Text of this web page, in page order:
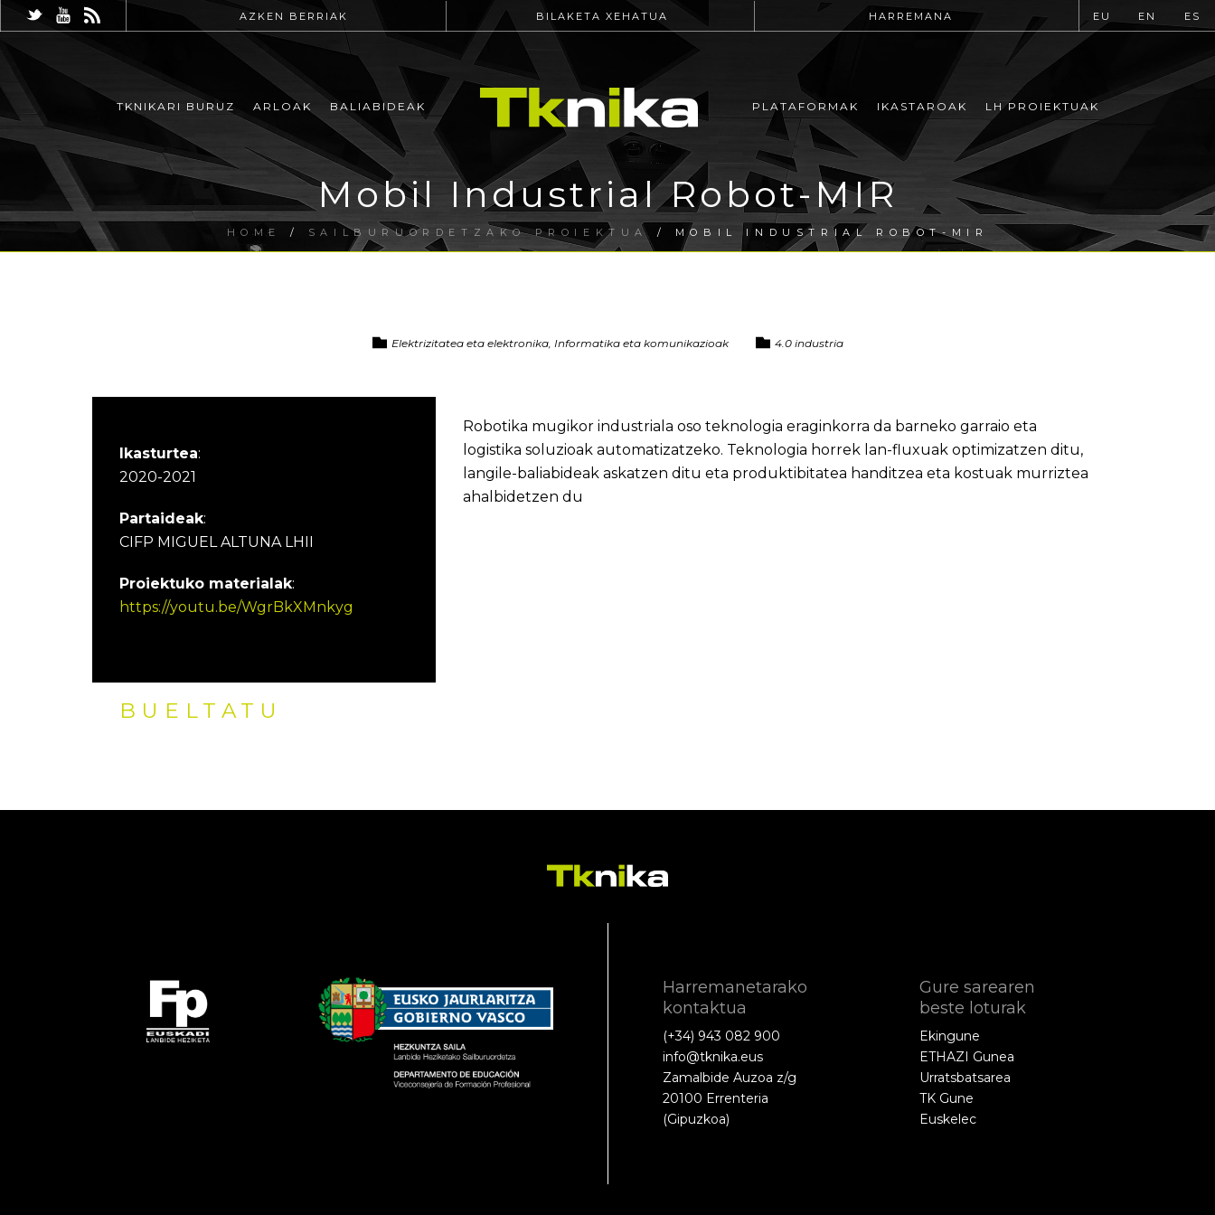
AZKEN BERRIAK BILAKETA XEHATUA HARREMANA EU EN ES
TKNIKARI BURUZ ARLOAK BALIABIDEAK PLATAFORMAK IKASTAROAK LH PROIEKTUAK
Mobil Industrial Robot-MIR
HOME / SAILBURUORDETZAKO PROIEKTUA/ MOBIL INDUSTRIAL ROBOT-MIR
Elektrizitatea eta elektronika, Informatika eta komunikazioak 4.0 industria
Ikasturtea:
2020-2021
Partaideak:
CIFP MIGUEL ALTUNA LHII
Proiektuko materialak:
https://youtu.be/WgrBkXMnkyg
Robotika mugikor industriala oso teknologia eraginkorra da barneko garraio eta
logistika soluzioak automatizatzeko. Teknologia horrek lan-fluxuak optimizatzen ditu,
langile-baliabideak askatzen ditu eta produktibitatea handitzea eta kostuak murriztea
ahalbidetzen du
BUELTATU
Harremanetarako
kontaktua
(+34) 943 082 900
info@tknika.eus
Zamalbide Auzoa z/g
20100 Errenteria
(Gipuzkoa)
Gure sarearen
beste loturak
Ekingune
ETHAZI Gunea
Urratsbatsarea
TK Gune
Euskelec